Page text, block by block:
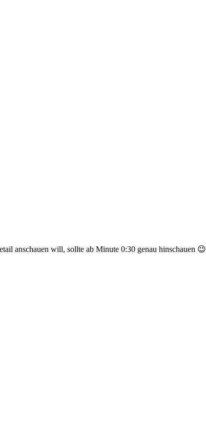
anschauen will, sollte ab Minute 0:30 genau hinschauen 😉